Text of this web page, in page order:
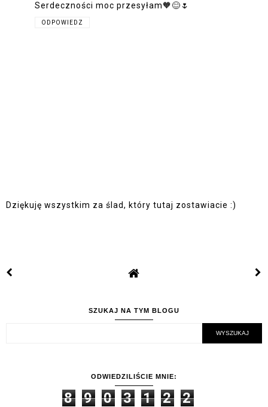
Serdeczności moc przesyłam🧡😊🌷
ODPOWIEDZ
Dziękuję wszystkim za ślad, który tutaj zostawiacie :)
SZUKAJ NA TYM BLOGU
ODWIEDZILIŚCIE MNIE:
8 9 0 3 1 2 2